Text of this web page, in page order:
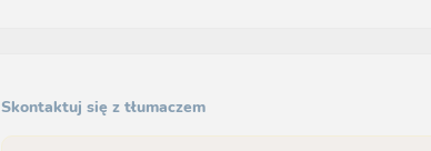
Skontaktuj się z tłumaczem